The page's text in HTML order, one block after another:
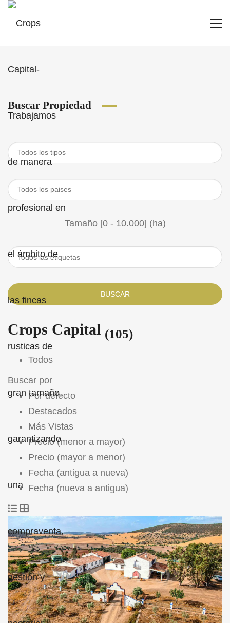
Buscar Propiedad
Tamaño [0- 10.000] (ha)
BUSCAR
Crops Capital (105)
Todos
Buscar por
Por defecto
Destacados
Más Vistas
Precio (menor a mayor)
Precio (mayor a menor)
Fecha (antigua a nueva)
Fecha (nueva a antigua)